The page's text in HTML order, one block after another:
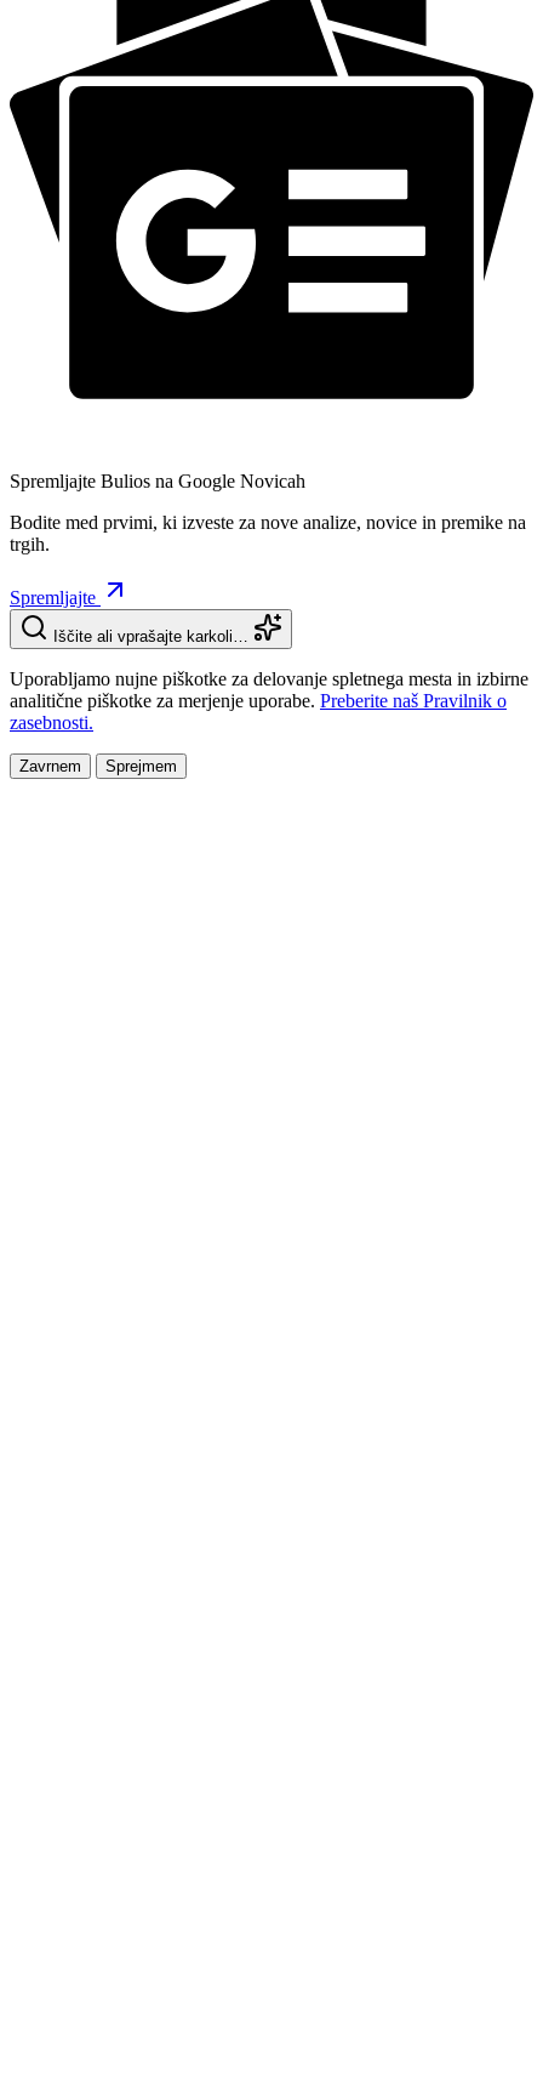
Spremljajte Bulios na Google Novicah
Bodite med prvimi, ki izveste za nove analize, novice in premike na
trgih.
Spremljajte
Iščite ali vprašajte karkoli…
Uporabljamo nujne piškotke za delovanje spletnega mesta in izbirne
analitične piškotke za merjenje uporabe. Preberite naš Pravilnik o
zasebnosti.
Zavrnem Sprejmem